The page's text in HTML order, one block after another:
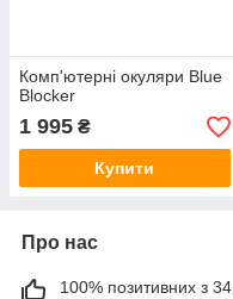
Комп'ютерні окуляри Blue
Blocker
1 995 ₴
Купити
Про нас
100% позитивних з 34